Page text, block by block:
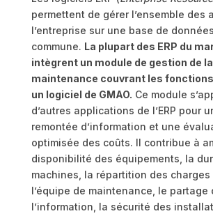
permettent de gérer l’ensemble des
l’entreprise sur une base de données
commune. La plupart des ERP du
intègrent un module de gestion de la
maintenance couvrant les
un logiciel de GMAO. Ce module
d’autres applications de l’ERP pour
remontée d’information et une
optimisée des coûts. Il contribue à
disponibilité des équipements, la
machines, la répartition des
l’équipe de maintenance, le partage
l’information, la sécurité des